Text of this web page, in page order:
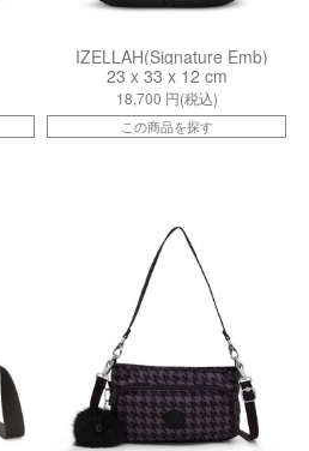
IZELLAH(Signature Emb)
23 x 33 x 12 cm
18,700 円(税込)
この商品を探す